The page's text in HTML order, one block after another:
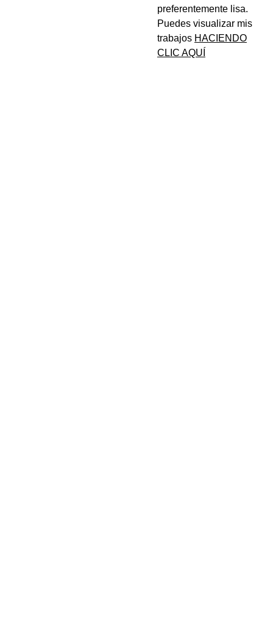
preferentemente lisa.
Puedes visualizar mis
trabajos HACIENDO
CLIC AQUÍ